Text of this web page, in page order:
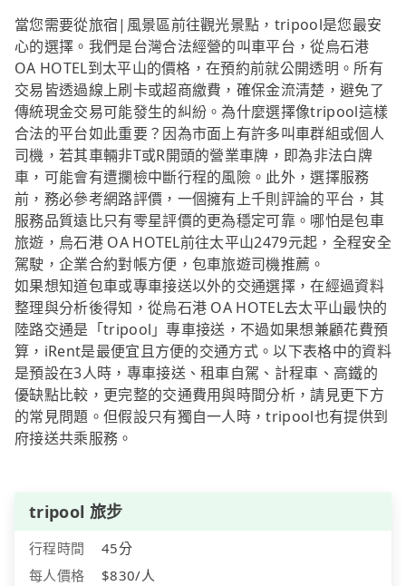
當您需要從旅宿|風景區前往觀光景點，tripool是您最安
心的選擇。我們是台灣合法經營的叫車平台，從烏石港
OA HOTEL到太平山的價格，在預約前就公開透明。所有
交易皆透過線上刷卡或超商繳費，確保金流清楚，避免了
傳統現金交易可能發生的糾紛。為什麼選擇像tripool這樣
合法的平台如此重要？因為市面上有許多叫車群組或個人
司機，若其車輛非T或R開頭的營業車牌，即為非法白牌
車，可能會有遭攔檢中斷行程的風險。此外，選擇服務
前，務必參考網路評價，一個擁有上千則評論的平台，其
服務品質遠比只有零星評價的更為穩定可靠。哪怕是包車
旅遊，烏石港 OA HOTEL前往太平山2479元起，全程安全
駕駛，企業合約對帳方便，包車旅遊司機推薦。
如果想知道包車或專車接送以外的交通選擇，在經過資料
整理與分析後得知，從烏石港 OA HOTEL去太平山最快的
陸路交通是「tripool」專車接送，不過如果想兼顧花費預
算，iRent是最便宜且方便的交通方式。以下表格中的資料
是預設在3人時，專車接送、租車自駕、計程車、高鐵的
優缺點比較，更完整的交通費用與時間分析，請見更下方
的常見問題。但假設只有獨自一人時，tripool也有提供到
府接送共乘服務。
tripool 旅步
行程時間
45分
每人價格
$830/人